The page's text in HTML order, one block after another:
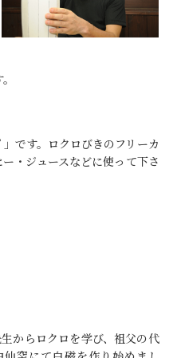
です。ロクロびきのフリーカ
・ジュースなどに使って下さ
からロクロを学び、祖父の代